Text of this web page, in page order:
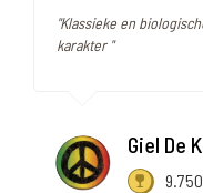
"Klassieke en
karakter "
Giel De
9.750